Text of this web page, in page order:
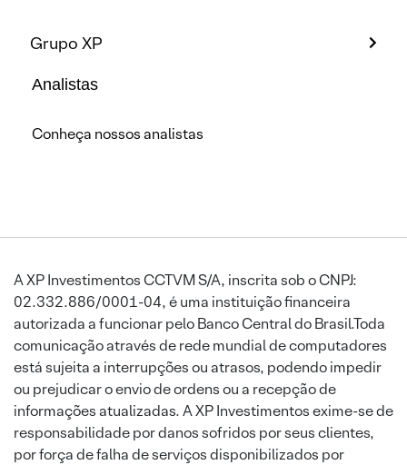
Grupo XP
Analistas
Conheça nossos analistas
A XP Investimentos CCTVM S/A, inscrita sob o CNPJ:
02.332.886/0001-04, é uma instituição financeira
autorizada a funcionar pelo Banco Central do Brasil.Toda
comunicação através de rede mundial de computadores
está sujeita a interrupções ou atrasos, podendo impedir
ou prejudicar o envio de ordens ou a recepção de
informações atualizadas. A XP Investimentos exime-se de
responsabilidade por danos sofridos por seus clientes,
por força de falha de serviços disponibilizados por